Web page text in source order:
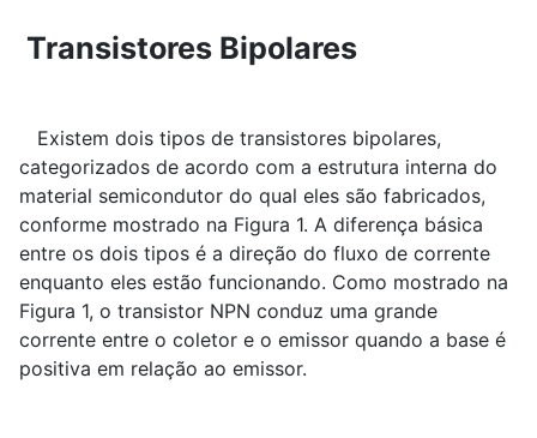
Transistores Bipolares
Existem dois tipos de transistores bipolares,
categorizados de acordo com a estrutura interna do
material semicondutor do qual eles são fabricados,
conforme mostrado na Figura 1. A diferença básica
entre os dois tipos é a direção do fluxo de corrente
enquanto eles estão funcionando. Como mostrado na
Figura 1, o transistor NPN conduz uma grande
corrente entre o coletor e o emissor quando a base é
positiva em relação ao emissor.